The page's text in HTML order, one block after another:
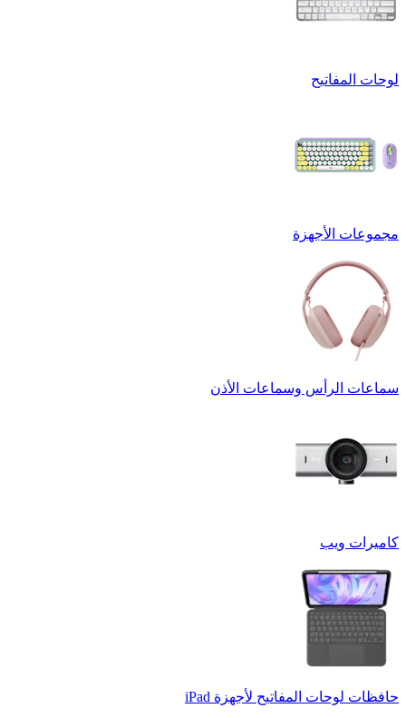
لوحات المفاتيح
مجموعات الأجهزة
سماعات الرأس وسماعات الأذن
كاميرات ويب
حافظات لوحات المفاتيح لأجهزة ‏iPad